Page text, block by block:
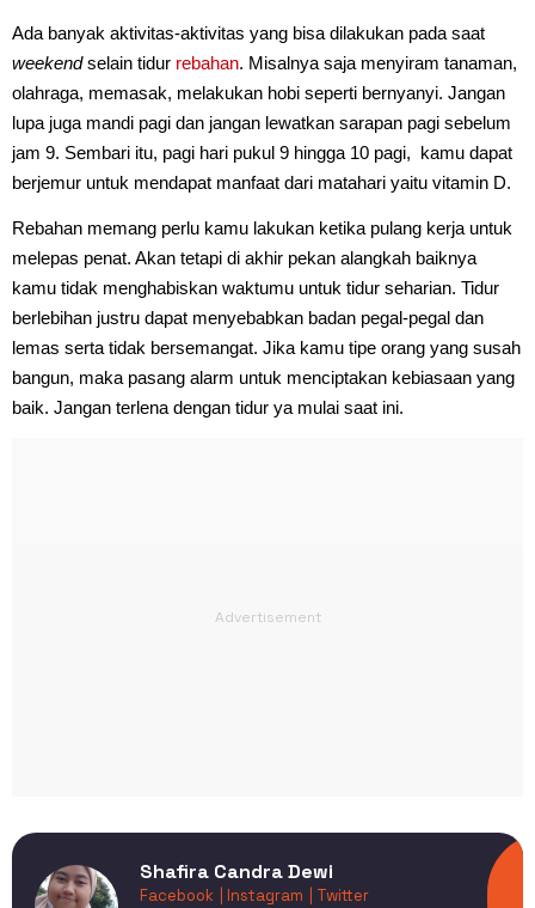
Ada banyak aktivitas-aktivitas yang bisa dilakukan pada saat
weekendselain tidur rebahan. Misalnya saja menyiram tanaman,
olahraga, memasak, melakukan hobi seperti bernyanyi. Jangan
lupa juga mandi pagi dan jangan lewatkan sarapan pagi sebelum
jam 9. Sembari itu, pagi hari pukul 9 hingga 10 pagi, kamu dapat
berjemur untuk mendapat manfaat dari matahari yaitu vitamin D.
Rebahan memang perlu kamu lakukan ketika pulang kerja untuk
melepas penat. Akan tetapi di akhir pekan alangkah baiknya
kamu tidak menghabiskan waktumu untuk tidur seharian. Tidur
berlebihan justru dapat menyebabkan badan pegal-pegal dan
lemas serta tidak bersemangat. Jika kamu tipe orang yang susah
bangun, maka pasang alarm untuk menciptakan kebiasaan yang
baik. Jangan terlena dengan tidur ya mulai saat ini.
Shafira Candra Dewi
Facebook | Instagram
| Twitter